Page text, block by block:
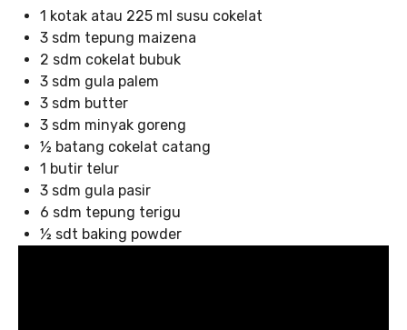
1 kotak atau 225 ml susu cokelat
3 sdm tepung maizena
2 sdm cokelat bubuk
3 sdm gula palem
3 sdm butter
3 sdm minyak goreng
½ batang cokelat catang
1 butir telur
3 sdm gula pasir
6 sdm tepung terigu
½ sdt baking powder